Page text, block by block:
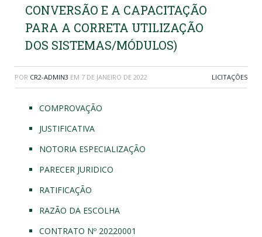
CONVERSÃO E A CAPACITAÇÃO
PARA A CORRETA UTILIZAÇÃO
DOS SISTEMAS/MÓDULOS)
POR CR2-ADMIN3 EM 7 DE JANEIRO DE 2022 LICITAÇÕES
COMPROVAÇÃO
JUSTIFICATIVA
NOTORIA ESPECIALIZAÇÃO
PARECER JURIDICO
RATIFICAÇÃO
RAZÃO DA ESCOLHA
CONTRATO Nº 20220001